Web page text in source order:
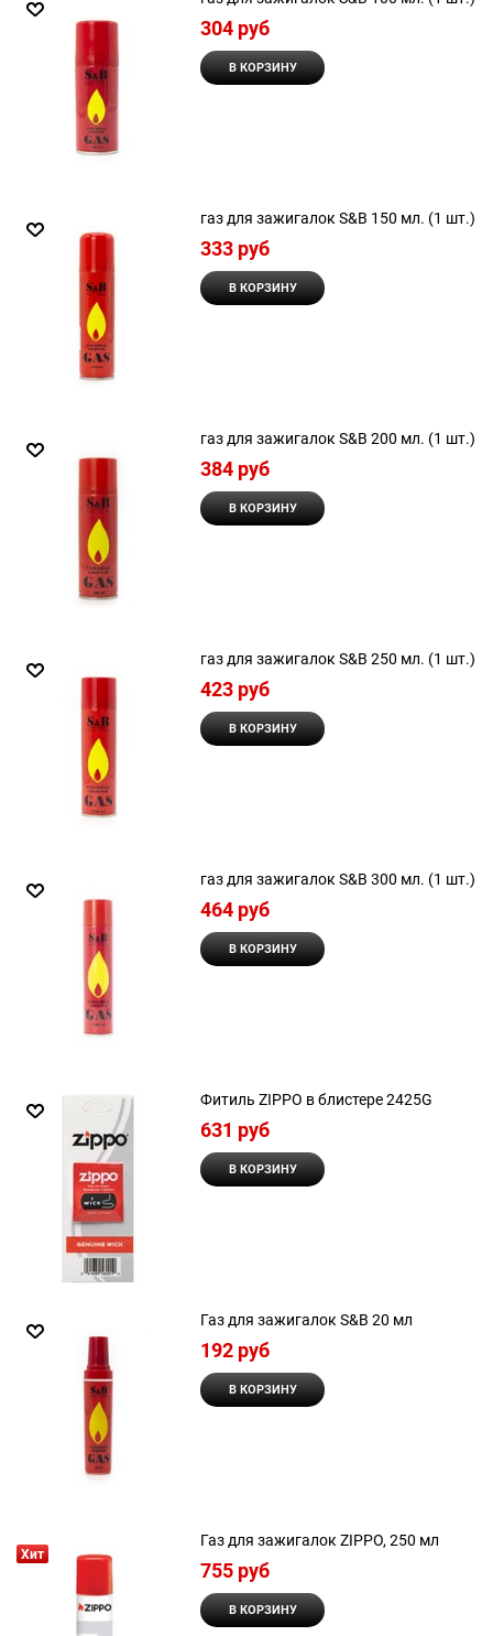
304 руб
В КОРЗИНУ
газ для зажигалок S&B 150 мл. (1 шт.)
333 руб
В КОРЗИНУ
газ для зажигалок S&B 200 мл. (1 шт.)
384 руб
В КОРЗИНУ
газ для зажигалок S&B 250 мл. (1 шт.)
423 руб
В КОРЗИНУ
газ для зажигалок S&B 300 мл. (1 шт.)
464 руб
В КОРЗИНУ
Фитиль ZIPPO в блистере 2425G
631 руб
В КОРЗИНУ
Газ для зажигалок S&B 20 мл
192 руб
В КОРЗИНУ
Хит
Газ для зажигалок ZIPPO, 250 мл
755 руб
В КОРЗИНУ